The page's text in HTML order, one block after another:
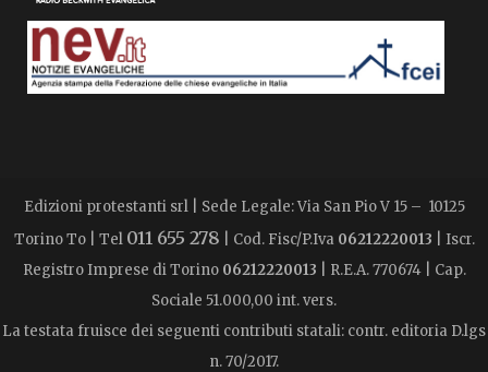
Edizioni protestanti srl | Sede Legale: Via San Pio V 15 – 10125
Torino To | Tel 011 655 278 | Cod. Fisc/P.Iva 06212220013 | Iscr.
Registro Imprese di Torino 06212220013 | R.E.A. 770674 | Cap.
Sociale 51.000,00 int. vers.
La testata fruisce dei seguenti contributi statali: contr. editoria D.lgs
n. 70/2017.